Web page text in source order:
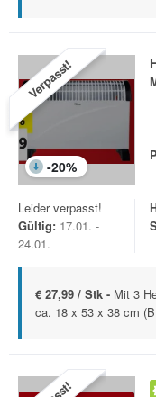
Verpasst!
-20%
Leider verpasst!
Gültig: 17.01. -
24.01.
€ 27,99 / Stk - Mit 3
ca. 18 x 53 x 38 cm